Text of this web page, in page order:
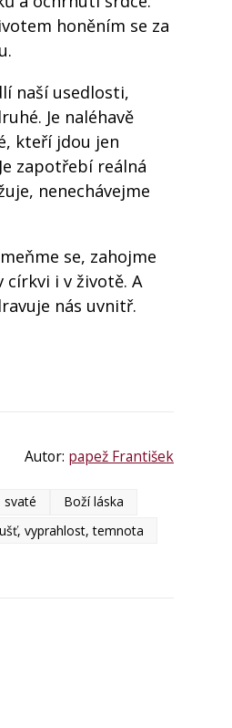
honěním se za
naší usedlosti,
Je naléhavě
kteří jdou jen
zapotřebí reálná
nenechávejme
se, zahojme
i v životě. A
nás uvnitř.
Autor: papež František
svaté
Boží láska
vyprahlost, temnota